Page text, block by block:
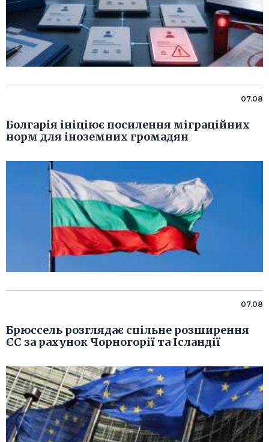
07.08
Болгарія ініціює посилення міграційних
норм для іноземних громадян
07.08
Брюссель розглядає спільне розширення
ЄС за рахунок Чорногорії та Ісландії